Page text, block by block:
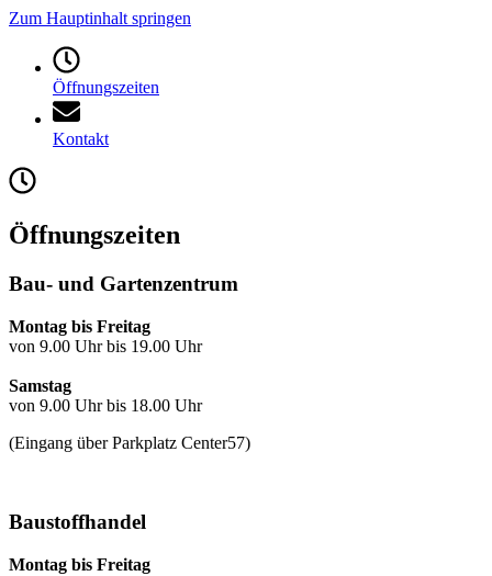
Zum Hauptinhalt springen
Öffnungszeiten
Kontakt
Öffnungszeiten
Bau- und Gartenzentrum
Montag bis Freitag
von 9.00 Uhr bis 19.00 Uhr
Samstag
von 9.00 Uhr bis 18.00 Uhr
(Eingang über Parkplatz Center57)
Baustoffhandel
Montag bis Freitag